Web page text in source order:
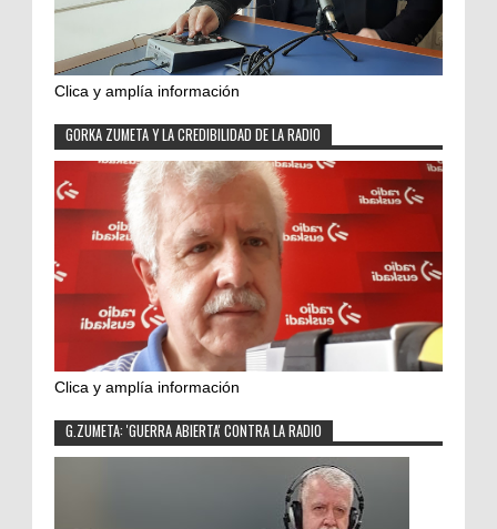
Clica y amplía información
GORKA ZUMETA Y LA CREDIBILIDAD DE LA RADIO
Clica y amplía información
G.ZUMETA: 'GUERRA ABIERTA' CONTRA LA RADIO